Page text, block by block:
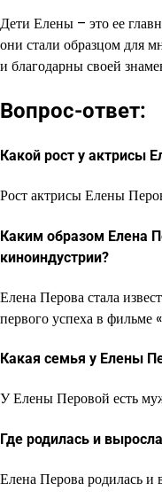
Дети Елены – это ее
они стали образцом для
и благодарны своей
Вопрос-ответ:
Какой рост у актрисы
Рост актрисы Елены
Каким образом Елена
киноиндустрии?
Елена Перова стала
первого успеха в фильме
Какая семья у Елены
У Елены Перовой есть
Где родилась и
Елена Перова родилась